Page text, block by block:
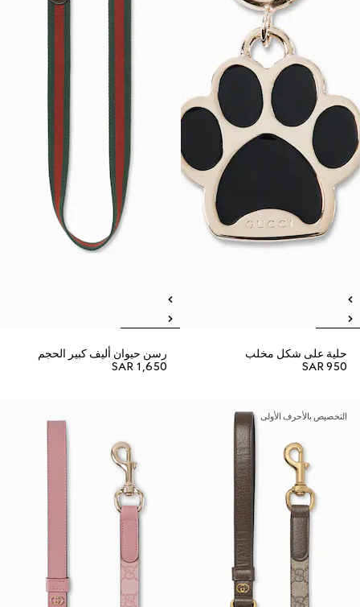
حلية على شكل مخلب
SAR 950
رسن حيوان أليف كبير الحجم
SAR 1,650
التخصيص بالأحرف الأولى